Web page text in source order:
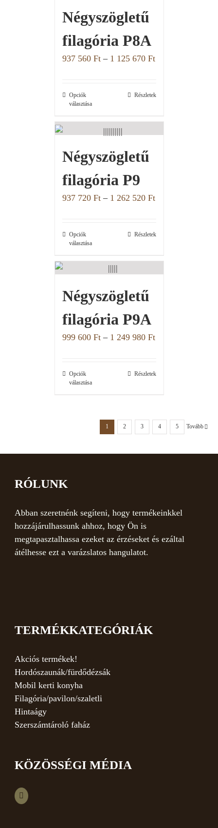
Négyszögletű
filagória P8A
937 560 Ft– 1 125 670 Ft
Opciók
választása
Részletek
Négyszögletű
filagória P9
937 720 Ft– 1 262 520 Ft
Opciók
választása
Részletek
Négyszögletű
filagória P9A
999 600 Ft– 1 249 980 Ft
Opciók
választása
Részletek
1 2 3 4 5 Tovább
RÓLUNK
Abban szeretnénk segíteni, hogy termékeinkkel
hozzájárulhassunk ahhoz, hogy Ön is
megtapasztalhassa ezeket az érzéseket és ezáltal
átélhesse ezt a varázslatos hangulatot.
TERMÉKKATEGÓRIÁK
Akciós termékek!
Hordószaunák/fürdődézsák
Mobil kerti konyha
Filagória/pavilon/szaletli
Hintaágy
Szerszámtároló faház
KÖZÖSSÉGI MÉDIA